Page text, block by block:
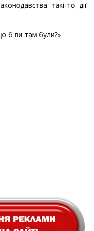
такі-то дії
б ви там були?»